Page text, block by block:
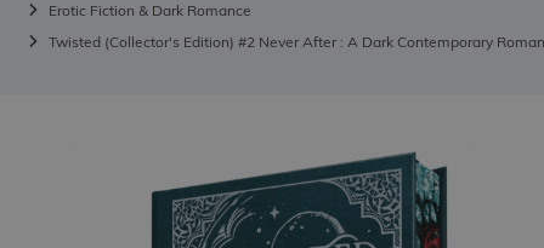
Erotic Fiction & Dark Romance
Twisted (Collector's Edition) #2 Never After : A Dark Contemporary